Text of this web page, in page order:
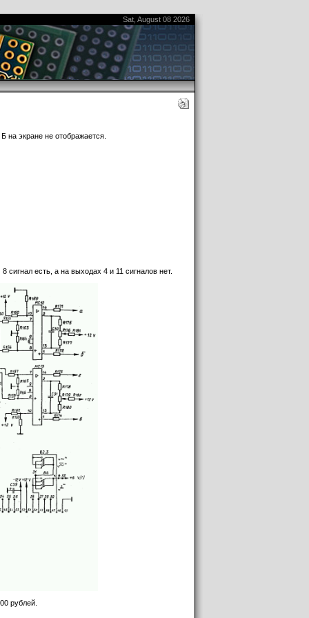
Sat, August 08 2026
на экране не отображается.
есть, а на выходах 4 и 11 сигналов нет.
рублей.
каждый раз при ремонте этот провод